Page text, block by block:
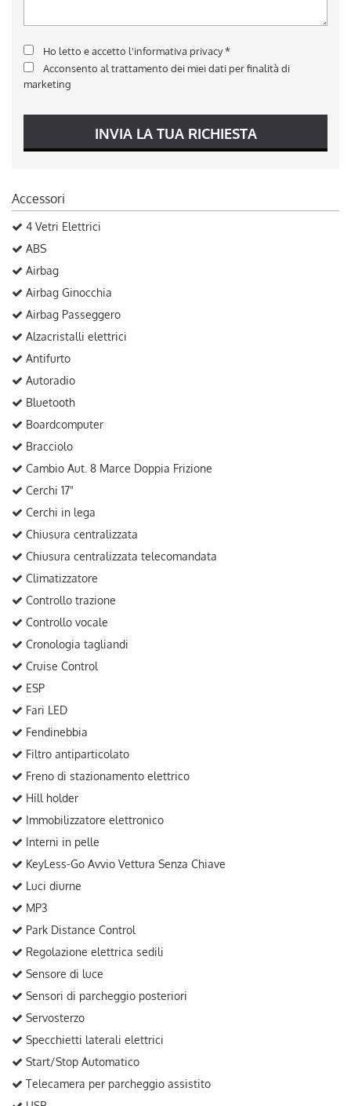
Ho letto e accetto l'informativa privacy*
Acconsento al trattamento dei miei dati per finalità di
marketing
INVIA LA TUA RICHIESTA
Accessori
4 Vetri Elettrici
ABS
Airbag
Airbag Ginocchia
Airbag Passeggero
Alzacristalli elettrici
Antifurto
Autoradio
Bluetooth
Boardcomputer
Bracciolo
Cambio Aut. 8 Marce Doppia Frizione
Cerchi 17"
Cerchi in lega
Chiusura centralizzata
Chiusura centralizzata telecomandata
Climatizzatore
Controllo trazione
Controllo vocale
Cronologia tagliandi
Cruise Control
ESP
Fari LED
Fendinebbia
Filtro antiparticolato
Freno di stazionamento elettrico
Hill holder
Immobilizzatore elettronico
Interni in pelle
KeyLess-Go Avvio Vettura Senza Chiave
Luci diurne
MP3
Park Distance Control
Regolazione elettrica sedili
Sensore di luce
Sensori di parcheggio posteriori
Servosterzo
Specchietti laterali elettrici
Start/Stop Automatico
Telecamera per parcheggio assistito